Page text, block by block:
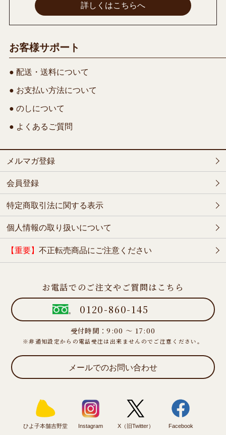
詳しくはこちらへ
お客様サポート
● 配送・送料について
● お支払い方法について
● のしについて
● よくあるご質問
メルマガ登録
会員登録
特定商取引法に関する表示
個人情報の取り扱いについて
【重要】不正転売商品にご注意ください
お電話でのご注文やご質問はこちら
0120-860-145
受付時間：9:00 ～ 17:00
※非通知設定からの電話受注は出来ませんのでご注意ください。
メールでのお問い合わせ
ひよ子本舗吉野堂 Instagram X（旧Twitter） Facebook